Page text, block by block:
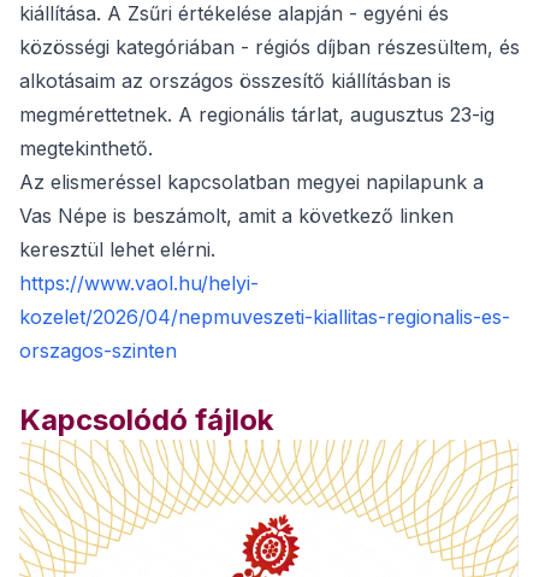
kiállítása. A Zsűri értékelése alapján - egyéni és
közösségi kategóriában - régiós díjban részesültem, és
alkotásaim az országos összesítő kiállításban is
megmérettetnek. A regionális tárlat, augusztus 23-ig
megtekinthető.
Az elismeréssel kapcsolatban megyei napilapunk a
Vas Népe is beszámolt, amit a következő linken
keresztül lehet elérni.
https://www.vaol.hu/helyi-
kozelet/2026/04/nepmuveszeti-kiallitas-regionalis-es-
orszagos-szinten
Kapcsolódó fájlok